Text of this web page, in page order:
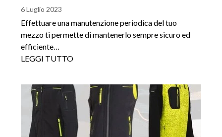
6 Luglio 2023
Effettuare una manutenzione periodica del tuo
mezzo ti permette di mantenerlo sempre sicuro ed
efficiente…
LEGGI TUTTO